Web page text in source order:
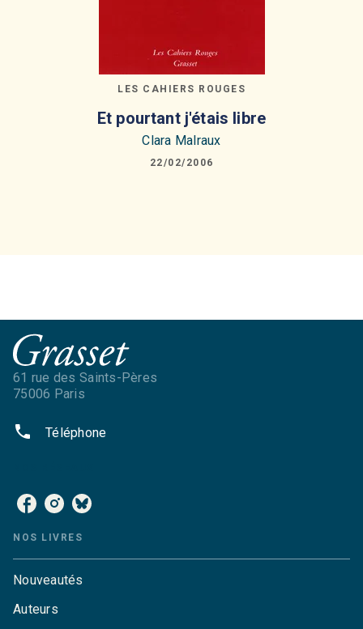
LES CAHIERS ROUGES
Et pourtant j'étais libre
Clara Malraux
22/02/2006
61 rue des Saints-Pères
75006 Paris
phone Téléphone
NOS LIVRES
Nouveautés
Auteurs